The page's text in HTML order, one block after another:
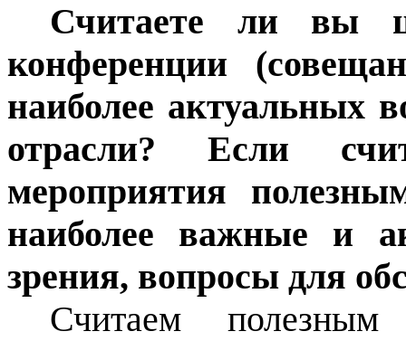
Считаете ли вы
конференции
наиболее актуальных
отрасли? Если
мероприятия
наиболее важные и
зрения, вопросы для
Считаем